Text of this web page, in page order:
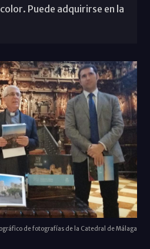
Puede adquirirse en la
de fotografías de la Catedral de Málaga